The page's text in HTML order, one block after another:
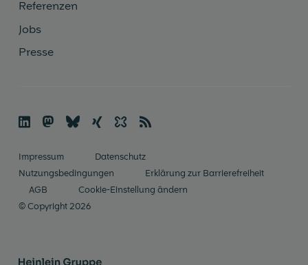
Referenzen
Jobs
Presse
 🦣 🦋︎ ☓ ✨ 📡
Im­pres­sum
Datenschutz
Nutzungsbedingungen
Erklärung zur Barrierefreiheit
AGB
Cookie-Einstellung ändern
© Copyright 2026
Heinlein Gruppe